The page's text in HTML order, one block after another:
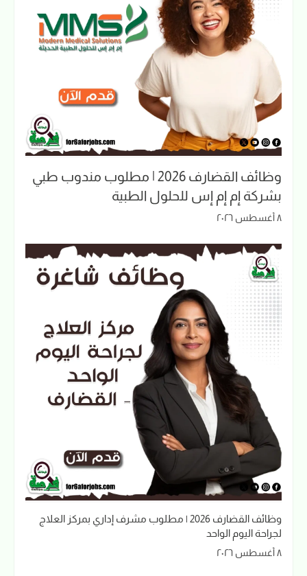
وظائف القضارف 2026 | مطلوب مندوب طبي
بشركة إم إم إس للحلول الطبية
٨ أغسطس ٢٠٢٦
وظائف القضارف 2026 | مطلوب مشرف إداري بمركز العلاج
لجراحة اليوم الواحد
٨ أغسطس ٢٠٢٦